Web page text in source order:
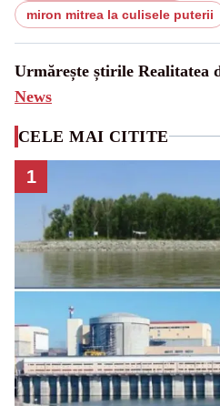
miron mitrea la culisele puterii
Urmărește știrile Realitatea
News
CELE MAI CITITE
1